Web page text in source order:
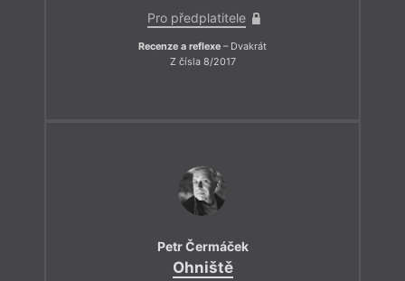
Pro předplatitele
Recenze a reflexe – Dvakrát
Z čísla 8/2017
Petr Čermáček
Ohniště